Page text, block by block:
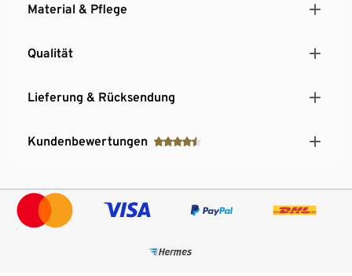
Material & Pflege
Qualität
Lieferung & Rücksendung
Kundenbewertungen